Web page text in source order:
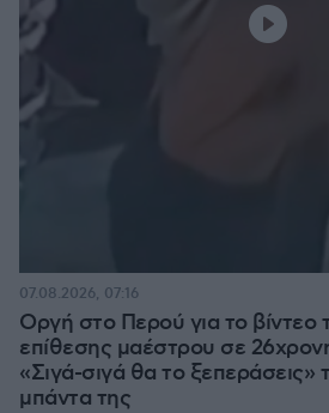
Οργή στο Περού για το βίντεο
επίθεσης μαέστρου σε
«Σιγά-σιγά θα το ξεπεράσεις»
μπάντα της
07.08.2026, 07:16